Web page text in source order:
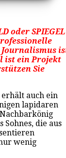
oder SPIEGEL
Journalismus
ist ein Projekt
Sie
erhält auch ein
lapidaren
die aus
wenig